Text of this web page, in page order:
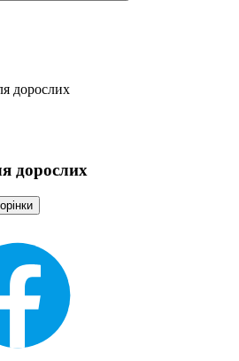
дорослих
дорослих